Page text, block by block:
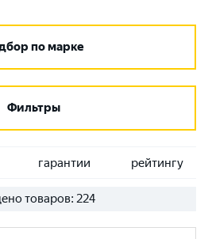
по марке
Фильтры
гарантии рейтингу
товаров: 224